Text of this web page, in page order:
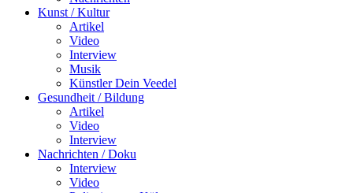
Kunst / Kultur
Artikel
Video
Interview
Musik
Künstler Dein Veedel
Gesundheit / Bildung
Artikel
Video
Interview
Nachrichten / Doku
Interview
Video